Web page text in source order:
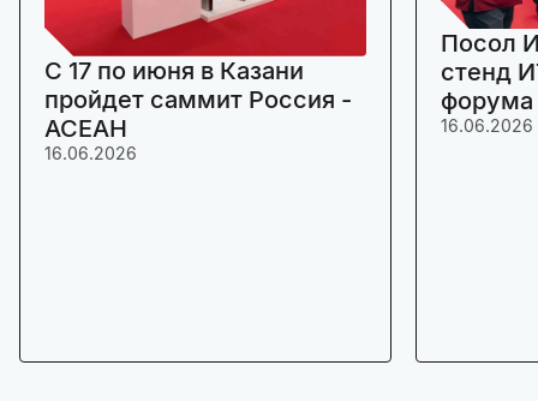
C 17 по июня в Казани
пройдет саммит Россия -
АСЕАН
16.06.2026
Посол
стенд
16.06.2026